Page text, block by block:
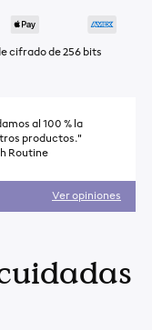
cifrado de 256 bits
al 100 % la
productos."
Routine
Ver opiniones